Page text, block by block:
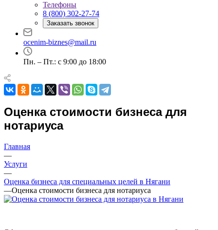
Телефоны
8 (800) 302-27-74
Заказать звонок
ocenim-biznes@mail.ru
Пн. – Пт.: с 9:00 до 18:00
Оценка стоимости бизнеса для
нотариуса
Главная
—
Услуги
—
Оценка бизнеса для специальных целей в Нягани
—Оценка стоимости бизнеса для нотариуса
Выберите ваш город
Абакан
Абдулино
Абинск
Азов
Алушта
Альметьевск
Ангарск
Анжеро-Судженск
Апатиты
Апрелевка